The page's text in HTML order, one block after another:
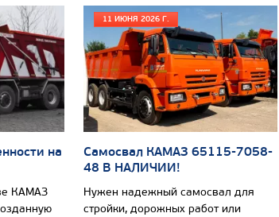
на
КАМАЗ
11 ИЮНЯ 2026 Г.
Самосвал КАМАЗ 65115-7058-
48 В НАЛИЧИИ!
Нужен надежный самосвал для
стройки, дорожных работ или